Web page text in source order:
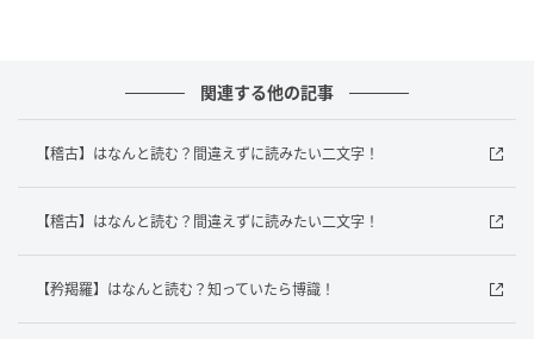
国の古典からきている言葉で、昔から「あまり自由す
ぎるのは良くないよ」と注意するために使われていた
んだとか。漢字の見た目からは読み方も意味も少し想
像しにくいですが、さらっと読めるとかっこいい一語
ですね！
みて！
関連する他の記事
【稽古】はなんと読む？間違えずに読みたい二文字！
【稽古】はなんと読む？間違えずに読みたい二文字！
【矜羯羅】はなんと読む？知っていたら博識！